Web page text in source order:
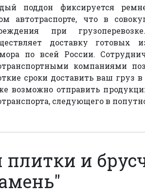
поддон фиксируется
автотраспорте, что в
при
доставку готовых
по всей России.
компаниями
сроки доставить ваш груз
возможно отправить
следующего в
плитки и